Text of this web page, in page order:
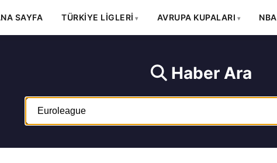
SAYFA TÜRKİYE LİGLERİ AVRUPA KUPALARI NBA
Haber Ara